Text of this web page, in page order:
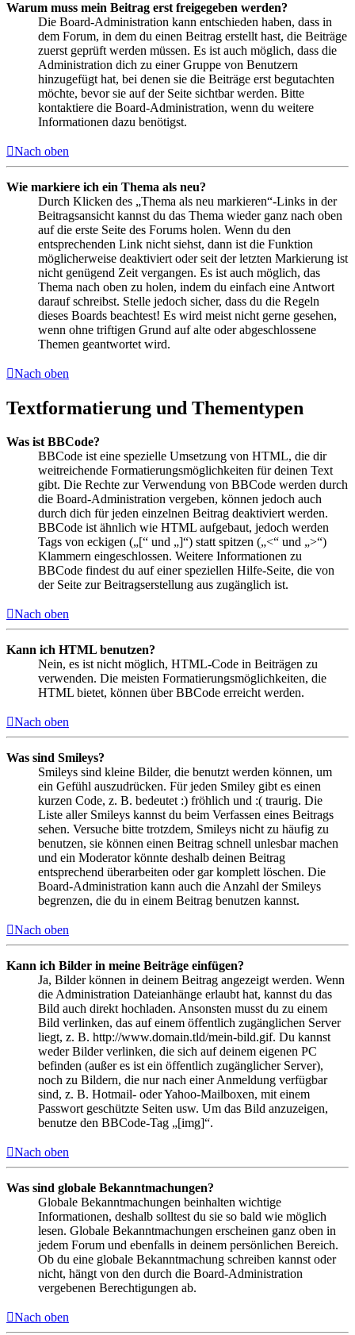
Warum muss mein Beitrag erst freigegeben werden?
Die Board-Administration kann entschieden haben, dass in
dem Forum, in dem du einen Beitrag erstellt hast, die Beiträge
zuerst geprüft werden müssen. Es ist auch möglich, dass die
Administration dich zu einer Gruppe von Benutzern
hinzugefügt hat, bei denen sie die Beiträge erst begutachten
möchte, bevor sie auf der Seite sichtbar werden. Bitte
kontaktiere die Board-Administration, wenn du weitere
Informationen dazu benötigst.
Nach oben
Wie markiere ich ein Thema als neu?
Durch Klicken des „Thema als neu markieren“-Links in der
Beitragsansicht kannst du das Thema wieder ganz nach oben
auf die erste Seite des Forums holen. Wenn du den
entsprechenden Link nicht siehst, dann ist die Funktion
möglicherweise deaktiviert oder seit der letzten Markierung ist
nicht genügend Zeit vergangen. Es ist auch möglich, das
Thema nach oben zu holen, indem du einfach eine Antwort
darauf schreibst. Stelle jedoch sicher, dass du die Regeln
dieses Boards beachtest! Es wird meist nicht gerne gesehen,
wenn ohne triftigen Grund auf alte oder abgeschlossene
Themen geantwortet wird.
Nach oben
Textformatierung und Thementypen
Was ist BBCode?
BBCode ist eine spezielle Umsetzung von HTML, die dir
weitreichende Formatierungsmöglichkeiten für deinen Text
gibt. Die Rechte zur Verwendung von BBCode werden durch
die Board-Administration vergeben, können jedoch auch
durch dich für jeden einzelnen Beitrag deaktiviert werden.
BBCode ist ähnlich wie HTML aufgebaut, jedoch werden
Tags von eckigen („[“ und „]“) statt spitzen („<“ und „>“)
Klammern eingeschlossen. Weitere Informationen zu
BBCode findest du auf einer speziellen Hilfe-Seite, die von
der Seite zur Beitragserstellung aus zugänglich ist.
Nach oben
Kann ich HTML benutzen?
Nein, es ist nicht möglich, HTML-Code in Beiträgen zu
verwenden. Die meisten Formatierungsmöglichkeiten, die
HTML bietet, können über BBCode erreicht werden.
Nach oben
Was sind Smileys?
Smileys sind kleine Bilder, die benutzt werden können, um
ein Gefühl auszudrücken. Für jeden Smiley gibt es einen
kurzen Code, z. B. bedeutet :) fröhlich und :( traurig. Die
Liste aller Smileys kannst du beim Verfassen eines Beitrags
sehen. Versuche bitte trotzdem, Smileys nicht zu häufig zu
benutzen, sie können einen Beitrag schnell unlesbar machen
und ein Moderator könnte deshalb deinen Beitrag
entsprechend überarbeiten oder gar komplett löschen. Die
Board-Administration kann auch die Anzahl der Smileys
begrenzen, die du in einem Beitrag benutzen kannst.
Nach oben
Kann ich Bilder in meine Beiträge einfügen?
Ja, Bilder können in deinem Beitrag angezeigt werden. Wenn
die Administration Dateianhänge erlaubt hat, kannst du das
Bild auch direkt hochladen. Ansonsten musst du zu einem
Bild verlinken, das auf einem öffentlich zugänglichen Server
liegt, z. B. http://www.domain.tld/mein-bild.gif. Du kannst
weder Bilder verlinken, die sich auf deinem eigenen PC
befinden (außer es ist ein öffentlich zugänglicher Server),
noch zu Bildern, die nur nach einer Anmeldung verfügbar
sind, z. B. Hotmail- oder Yahoo-Mailboxen, mit einem
Passwort geschützte Seiten usw. Um das Bild anzuzeigen,
benutze den BBCode-Tag „[img]“.
Nach oben
Was sind globale Bekanntmachungen?
Globale Bekanntmachungen beinhalten wichtige
Informationen, deshalb solltest du sie so bald wie möglich
lesen. Globale Bekanntmachungen erscheinen ganz oben in
jedem Forum und ebenfalls in deinem persönlichen Bereich.
Ob du eine globale Bekanntmachung schreiben kannst oder
nicht, hängt von den durch die Board-Administration
vergebenen Berechtigungen ab.
Nach oben